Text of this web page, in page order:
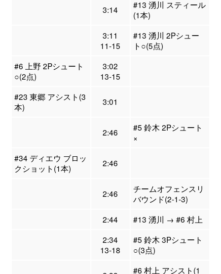
3:14
#13 湧川 スティール
(1本)
3:11
11-15
#13 湧川 2Pシュー
ト○(5点)
#6 上野 2Pシュート
○(2点)
3:02
13-15
#23 東郷 アシスト(3
本)
3:01
2:46
#5 鈴木 2Pシュート
×
#34 ディエウ ブロッ
クショット(1本)
2:46
2:46
チームオフェンスリ
バウンド(2-1-3)
2:44
#13 湧川 → #6 村上
2:34
13-18
#5 鈴木 3Pシュート
○(3点)
#6 村上 アシスト(1